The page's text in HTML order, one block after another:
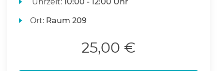
Ort: Raum 209
25,00 €